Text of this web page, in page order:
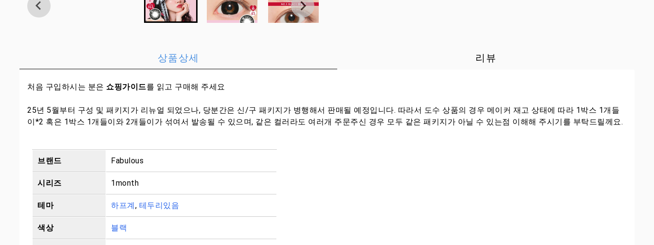
상품상세 리뷰
처음 구입하시는 분은 쇼핑가이드를 읽고 구매해 주세요
25년 5월부터 구성 및 패키지가 리뉴얼 되었으나, 당분간은 신/구 패키지가 병행해서 판매될 예정입니다. 따라서 도수 상품의 경우 메이커 재고 상태에 따라 1박스 1개들
이*2 혹은 1박스 1개들이와 2개들이가 섞여서 발송될 수 있으며, 같은 컬러라도 여러개 주문주신 경우 모두 같은 패키지가 아닐 수 있는점 이해해 주시기를 부탁드릴께요.
브랜드 Fabulous
시리즈 1month
테마 하프계, 테두리있음
색상 블랙